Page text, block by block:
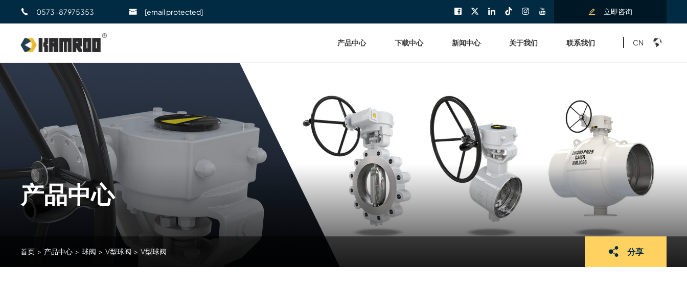
0573-87975353 [email protected] 立即咨询
产品中心 下载中心 新闻中心 关于我们 联系我们 CN
产品中心
首页 > 产品中心 > 球阀 > V型球阀 > V型球阀 分享